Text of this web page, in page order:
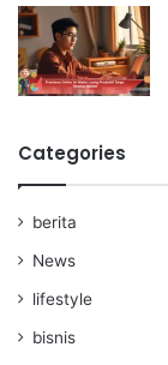
Categories
berita
News
lifestyle
bisnis